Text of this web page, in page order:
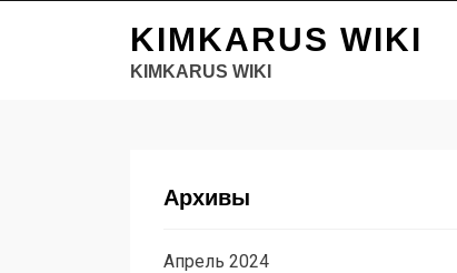
KIMKARUS WIKI
KIMKARUS WIKI
Архивы
Апрель 2024